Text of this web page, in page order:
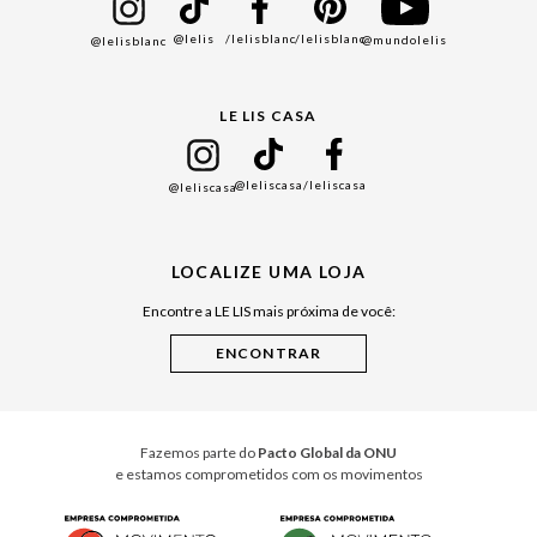
Black Friday
Cuidados Casa
@lelisblanc @lelis /lelisblanc/lelisblanc@mundolelis
LE LIS CASA
@leliscasa@leliscasa/leliscasa
LOCALIZE UMA LOJA
Encontre a LE LIS mais próxima de você:
Fazemos parte do Pacto Global da ONU
e estamos comprometidos com os movimentos